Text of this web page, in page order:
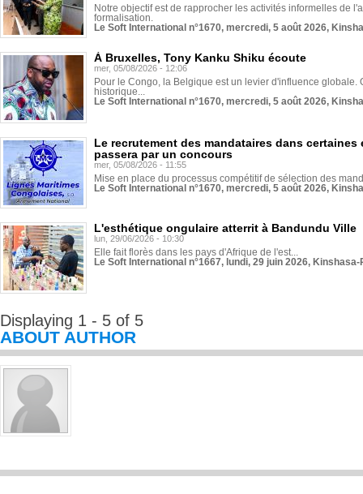
Notre objectif est de rapprocher les activités informelles de
formalisation.
Le Soft International n°1670, mercredi, 5 août 2026,
À Bruxelles, Tony Kanku Shiku écoute
mer, 05/08/2026 - 12:06
Pour le Congo, la Belgique est un levier d'influence globale.
historique...
Le Soft International n°1670, mercredi, 5 août 2026,
Le recrutement des mandataires dans
passera par un concours
mer, 05/08/2026 - 11:55
Mise en place du processus compétitif de sélection des
Le Soft International n°1670, mercredi, 5 août 2026,
L'esthétique ongulaire atterrit à Bandundu Ville
lun, 29/06/2026 - 10:30
Elle fait florès dans les pays d'Afrique de l'est...
Le Soft International n°1667, lundi, 29 juin 2026,
Displaying 1 - 5 of 5
ABOUT AUTHOR